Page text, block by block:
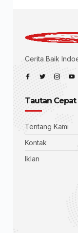
Cerita Baik
Tautan Cepat
Tentang Kami
Kontak
Iklan